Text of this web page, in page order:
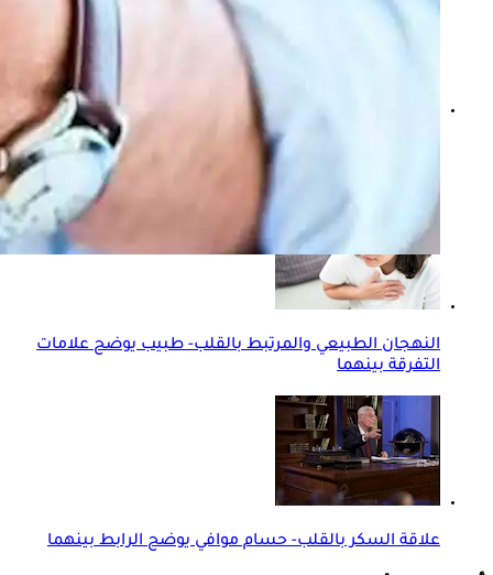
طبيبة تنصح بتناول ماء جوز الهند بالليمون لمرضى ارتجاع
النهجان الطبيعي والمرتبط بالقلب- طبيب يوضح علامات
التفرقة بينهما
علاقة السكر بالقلب- حسام موافي يوضح الرابط بينهما